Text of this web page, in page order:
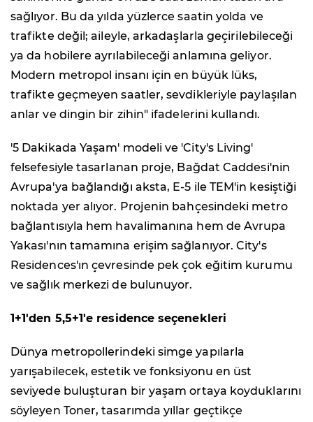
sağlıyor. Bu da yılda yüzlerce saatin yolda ve
trafikte değil; aileyle, arkadaşlarla geçirilebileceği
ya da hobilere ayrılabileceği anlamına geliyor.
Modern metropol insanı için en büyük lüks,
trafikte geçmeyen saatler, sevdikleriyle paylaşılan
anlar ve dingin bir zihin" ifadelerini kullandı.
'5 Dakikada Yaşam' modeli ve 'City's Living'
felsefesiyle tasarlanan proje, Bağdat Caddesi'nin
Avrupa'ya bağlandığı aksta, E-5 ile TEM'in kesiştiği
noktada yer alıyor. Projenin bahçesindeki metro
bağlantısıyla hem havalimanına hem de Avrupa
Yakası'nın tamamına erişim sağlanıyor. City's
Residences'ın çevresinde pek çok eğitim kurumu
ve sağlık merkezi de bulunuyor.
1+1'den 5,5+1'e residence seçenekleri
Dünya metropollerindeki simge yapılarla
yarışabilecek, estetik ve fonksiyonu en üst
seviyede buluşturan bir yaşam ortaya koyduklarını
söyleyen Toner, tasarımda yıllar geçtikçe